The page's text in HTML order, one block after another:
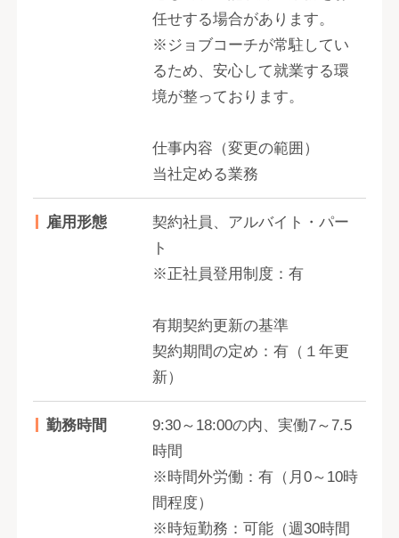
任せする場合があります。
※ジョブコーチが常駐してい
るため、安心して就業する環
境が整っております。
仕事内容（変更の範囲）
当社定める業務
雇用形態
契約社員、アルバイト・パー
ト
※正社員登用制度：有
有期契約更新の基準
契約期間の定め：有（１年更
新）
勤務時間
9:30～18:00の内、実働7～7.5
時間
※時間外労働：有（月0～10時
間程度）
※時短勤務：可能（週30時間